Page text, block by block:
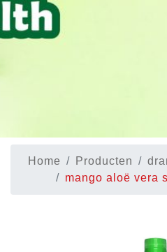
Home Producten
mango aloë vera